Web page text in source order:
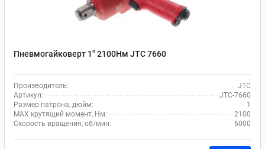
Пневмогайковерт 1" 2100Нм JTC 7660
Производитель:
JTC
Артикул:
JTC-7660
Размер патрона, дюйм:
1
MAX крутящий момент, Нм:
2100
Скорость вращения, об/мин:
6000